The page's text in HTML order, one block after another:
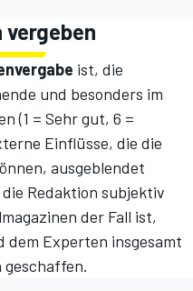
vergeben
ist, die
und besonders im
(1 = Sehr gut, 6 =
Einflüsse, die die
ausgeblendet
Redaktion subjektiv
der Fall ist,
dem Experten insgesamt